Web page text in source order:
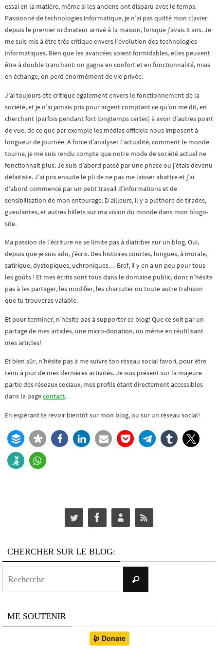
essai en la matière, même si les anciens ont disparu avec le temps.
Passionné de technologies informatique, je n’ai pas quitté mon clavier
depuis le premier ordinateur arrivé à la maison, lorsque j’avais 8 ans. Je
me suis mis à être très critique envers l’évolution des technologies
informatiques. Bien que les avancées soient formidables, elles peuvent
être à double tranchant: on gagne en confort et en fonctionnalité, mais
en échange, on perd énormément de vie privée.
J’ai toujours été critique également envers le fonctionnement de la
société, et je n’ai jamais pris pour argent comptant ce qu’on me dit, en
cherchant (parfois pendant fort longtemps certes) à avoir d’autres point
de vue, de ce que par exemple les médias officiels nous imposent à
longueur de journée. A force d’analyser l’actualité, comment le monde
tourne, je me suis rendu compte que notre mode de société actuel ne
fonctionnait plus. Je suis d’abord passé par une phase ou j’étais devenu
défaitiste. J’ai pris ensuite le pli de ne pas me laisser abattre et j’ai
d’abord commencé par un petit travail d’informations et de
sensibilisation de mon entourage. D’ailleurs, il y a pléthore de tirades,
gueulantes, et autres billets sur ma vision du monde dans mon blogo-
site.
Ma passion de l’écriture ne se limite pas à diatriber sur un blog. Oui,
depuis que je suis ado, j’écris. Des histoires courtes, longues, à morale,
satirique, dystopiques, uchroniques… Bref, il y en a un peu pour tous
les goûts ! Et mes écrits sont tous dans le domaine public, donc n’hésite
pas à les partager, les modifier, les charcuter ou toute autre trahison
que tu trouveras valable.
Et pour terminer, n’hésite pas à supporter ce blog! Que ce soit par un
partage de mes articles, une micro-donation, ou même en réutilisant
mes articles!
Et bien sûr, n’hésite pas à me suivre ton réseau social favori, pour être
tenu à jour de mes dernières activités. Je suis présent sur la majeure
partie des réseaux sociaux, mes profils étant directement accessibles
dans la pagecontact.
En espérant te revoir bientôt sur mon blog, ou sur un réseau social!
CHERCHER SUR LE BLOG:
Recherche
ME SOUTENIR